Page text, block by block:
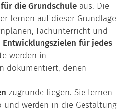
die Grundschule aus. Die
lernen auf dieser Grundlage
Fachunterricht und
Entwicklungszielen für jedes
werden in
dokumentiert, denen
zugrunde liegen. Sie lernen
und werden in die Gestaltung